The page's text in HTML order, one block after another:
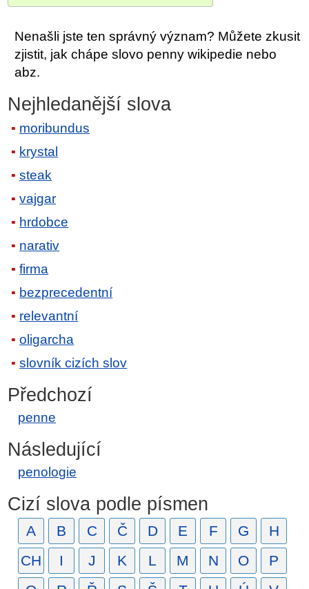
Nenašli jste ten správný význam? Můžete zkusit
zjistit, jak chápe slovo penny wikipedie nebo
abz.
Nejhledanější slova
moribundus
krystal
steak
vajgar
hrdobce
narativ
firma
bezprecedentní
relevantní
oligarcha
slovník cizích slov
Předchozí
penne
Následující
penologie
Cizí slova podle písmen
A B C Č D E F G
H
CH
I J K L M N O
P